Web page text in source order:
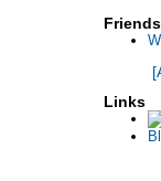
2)
เ
Links